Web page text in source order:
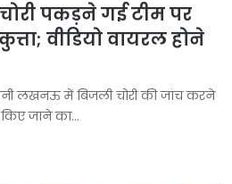
पकड़ने गई टीम पर
वीडियो वायरल होने
लखनऊ में बिजली चोरी की जांच करने
किए जाने का…